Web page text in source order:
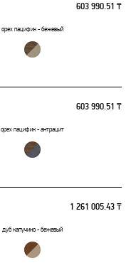
603 990.51 ₸
орех пацифик - бежевый
603 990.51 ₸
орех пацифик - антрацит
1 261 005.43 ₸
дуб капучино - бежевый